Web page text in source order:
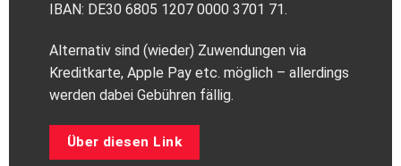
IBAN: DE30 6805 1207 0000 3701 71.
Alternativ sind (wieder) Zuwendungen via
Kreditkarte, Apple Pay etc. möglich – allerdings
werden dabei Gebühren fällig.
Über diesen Link